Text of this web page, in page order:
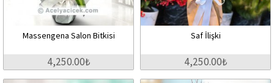
Massengena Salon Bitkisi
4,250.00₺
Saf İlişki
4,250.00₺